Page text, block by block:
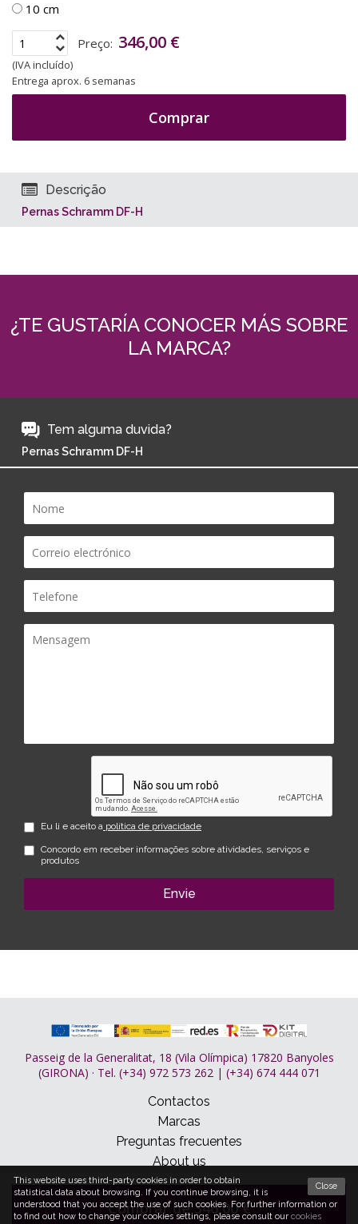
10 cm
Preço: 346,00 €
(IVA incluído)
Entrega aprox. 6 semanas
Comprar
Comprar de 346,00 €
Descrição
Pernas Schramm DF-H
¿TE GUSTARÍA CONOCER MÁS SOBRE
LA MARCA?
Tem alguma duvida?
Pernas Schramm DF-H
Eu li e aceito a política de privacidade
Concordo em receber informações sobre atividades, serviços e
produtos
Envie
Passeig de la Generalitat, 18 (Vila Olímpica) 17820 Banyoles
(GIRONA) · Tel. (+34) 972 573 262 | (+34) 674 444 071
Contactos
Marcas
Preguntas frecuentes
About us
© 2026 Dormitum
Condições de compra
Cookies policy Aviso legal
Close
This website uses third-party cookies in order to obtain
statistical data about browsing. If you continue browsing, it is
understood that you accept the use of such cookies. For further information or
to find out how to change your cookies settings, please consult our cookies